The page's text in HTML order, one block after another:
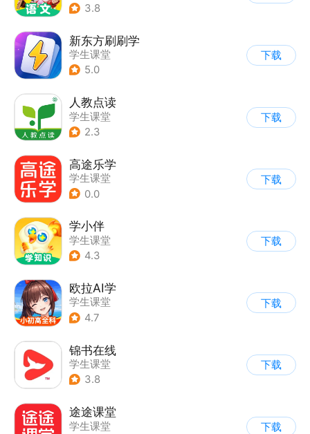
3.8
新东方刷刷学
学生课堂
5.0
下载
人教点读
学生课堂
2.3
下载
高途乐学
学生课堂
0.0
下载
学小伴
学生课堂
4.3
下载
欧拉AI学
学生课堂
4.7
下载
锦书在线
学生课堂
3.8
下载
途途课堂
学生课堂
下载